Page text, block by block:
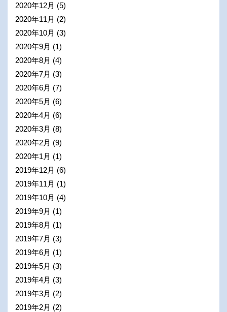
2020年12月 (5)
2020年11月 (2)
2020年10月 (3)
2020年9月 (1)
2020年8月 (4)
2020年7月 (3)
2020年6月 (7)
2020年5月 (6)
2020年4月 (6)
2020年3月 (8)
2020年2月 (9)
2020年1月 (1)
2019年12月 (6)
2019年11月 (1)
2019年10月 (4)
2019年9月 (1)
2019年8月 (1)
2019年7月 (3)
2019年6月 (1)
2019年5月 (3)
2019年4月 (3)
2019年3月 (2)
2019年2月 (2)